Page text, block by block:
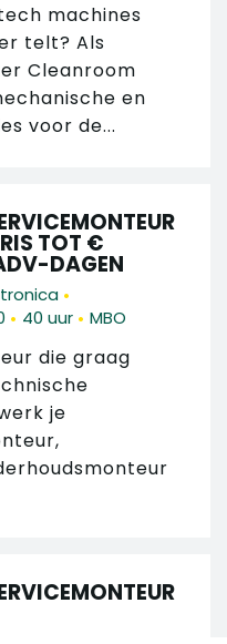
machines
telt? Als
Cleanroom
en
voor de...
TOT €
DAGEN
•
• 40 uur • MBO
die graag
je